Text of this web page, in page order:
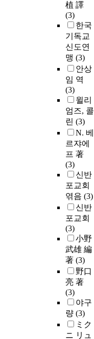
植 譯
(3)
한국
기독교
신도연
맹 (3)
안상
임 역
(3)
윌리
엄즈, 콜
린 (3)
N. 베
르쟈에
프 著
(3)
신반
포교회
엮음 (3)
신반
포교회
(3)
小野
武雄 編
著 (3)
野口
亮 著
(3)
야구
량 (3)
ミク
ニ リュ